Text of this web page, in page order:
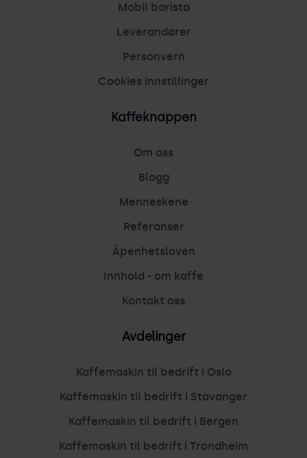
Mobil barista
Leverandører
Personvern
Cookies innstillinger
Kaffeknappen
Om oss
Blogg
Menneskene
Referanser
Åpenhetsloven
Innhold - om kaffe
Kontakt oss
Avdelinger
Kaffemaskin til bedrift i Oslo
Kaffemaskin til bedrift i Stavanger
Kaffemaskin til bedrift i Bergen
Kaffemaskin til bedrift i Trondheim